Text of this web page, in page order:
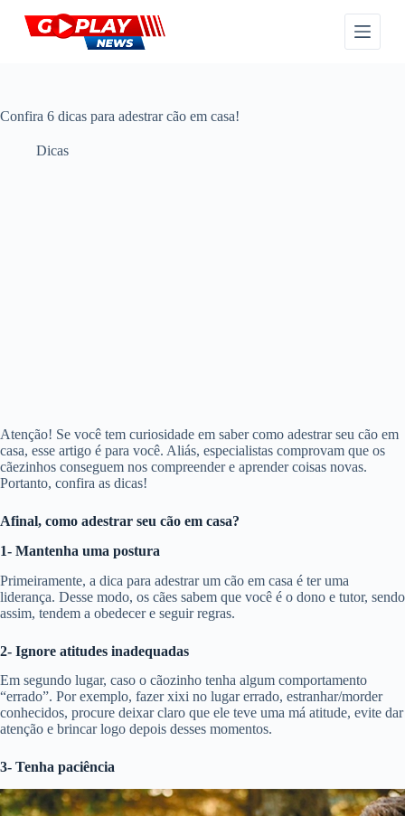
P
a
Confira 6 dicas para adestrar cão em casa!
Dicas
Atenção! Se você tem curiosidade em saber como adestrar seu cão em
casa, esse artigo é para você. Aliás, especialistas comprovam que os
cãezinhos conseguem nos compreender e aprender coisas novas.
Portanto, confira as dicas!
Afinal, como adestrar seu cão em casa?
1- Mantenha uma postura
Primeiramente, a dica para adestrar um cão em casa é ter uma
liderança. Desse modo, os cães sabem que você é o dono e tutor, sendo
assim, tendem a obedecer e seguir regras.
2- Ignore atitudes inadequadas
Em segundo lugar, caso o cãozinho tenha algum comportamento
“errado”. Por exemplo, fazer xixi no lugar errado, estranhar/morder
conhecidos, procure deixar claro que ele teve uma má atitude, evite dar
atenção e brincar logo depois desses momentos.
3- Tenha paciência